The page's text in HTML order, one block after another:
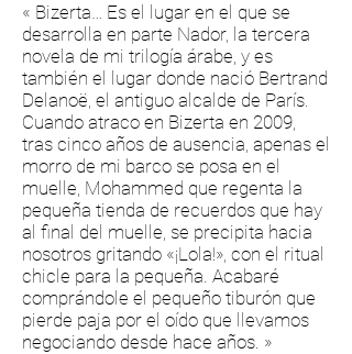
« Bizerta… Es el lugar en el que se
desarrolla en parte Nador, la tercera
novela de mi trilogía árabe, y es
también el lugar donde nació Bertrand
Delanoë, el antiguo alcalde de París.
Cuando atraco en Bizerta en 2009,
tras cinco años de ausencia, apenas el
morro de mi barco se posa en el
muelle, Mohammed que regenta la
pequeña tienda de recuerdos que hay
al final del muelle, se precipita hacia
nosotros gritando «¡Lola!», con el ritual
chicle para la pequeña. Acabaré
comprándole el pequeño tiburón que
pierde paja por el oído que llevamos
negociando desde hace años. »